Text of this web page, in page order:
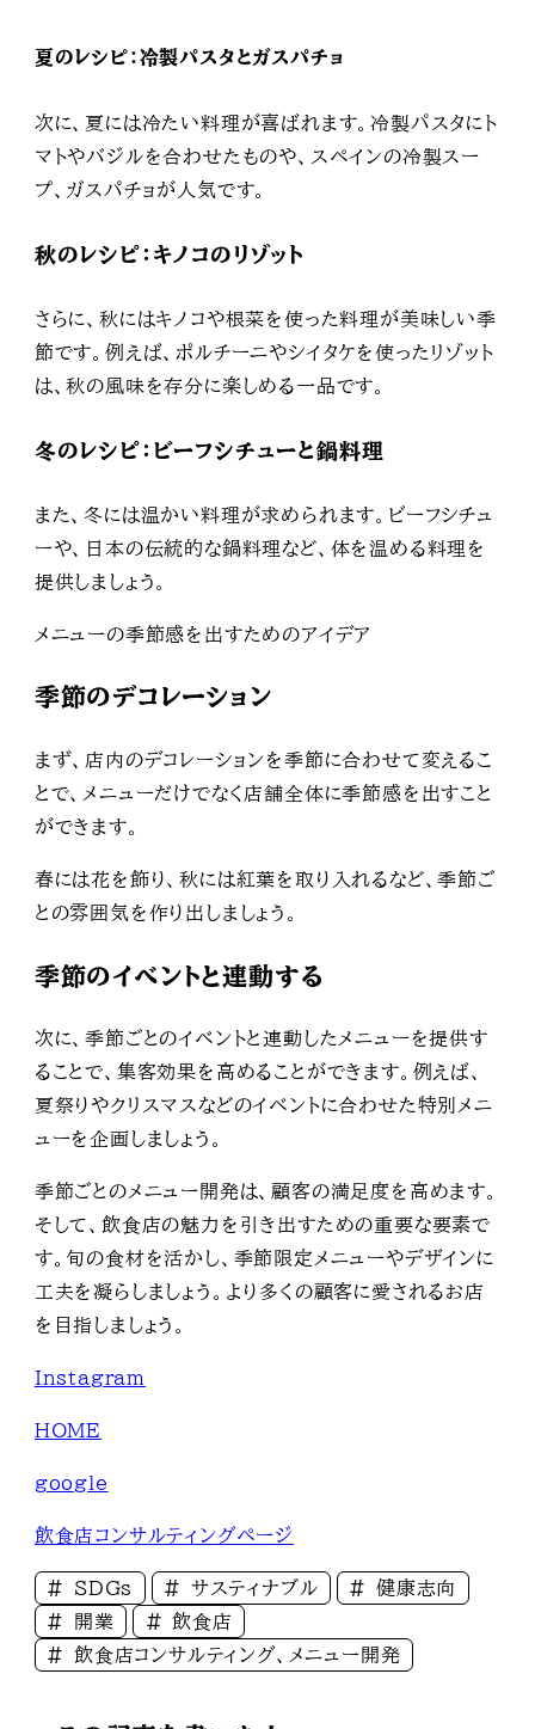
夏のレシピ：冷製パスタとガスパチョ
次に、夏には冷たい料理が喜ばれます。冷製パスタにト
マトやバジルを合わせたものや、スペインの冷製スー
プ、ガスパチョが人気です。
秋のレシピ：キノコのリゾット
さらに、秋にはキノコや根菜を使った料理が美味しい季
節です。例えば、ポルチーニやシイタケを使ったリゾット
は、秋の風味を存分に楽しめる一品です。
冬のレシピ：ビーフシチューと鍋料理
また、冬には温かい料理が求められます。ビーフシチュ
ーや、日本の伝統的な鍋料理など、体を温める料理を
提供しましょう。
メニューの季節感を出すためのアイデア
季節のデコレーション
まず、店内のデコレーションを季節に合わせて変えるこ
とで、メニューだけでなく店舗全体に季節感を出すこと
ができます。
春には花を飾り、秋には紅葉を取り入れるなど、季節ご
との雰囲気を作り出しましょう。
季節のイベントと連動する
次に、季節ごとのイベントと連動したメニューを提供す
ることで、集客効果を高めることができます。例えば、
夏祭りやクリスマスなどのイベントに合わせた特別メニ
ューを企画しましょう。
季節ごとのメニュー開発は、顧客の満足度を高めます。
そして、飲食店の魅力を引き出すための重要な要素で
す。旬の食材を活かし、季節限定メニューやデザインに
工夫を凝らしましょう。より多くの顧客に愛されるお店
を目指しましょう。
Instagram
HOME
google
飲食店コンサルティングページ
SDGs サスティナブル
健康志向
開業
飲食店
飲食店コンサルティング、メニュー開発